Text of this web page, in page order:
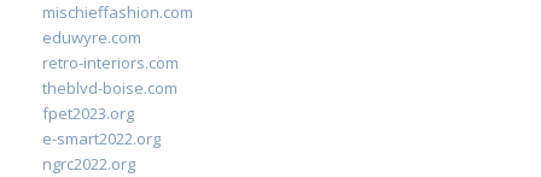
mischieffashion.com
eduwyre.com
retro-interiors.com
theblvd-boise.com
fpet2023.org
e-smart2022.org
ngrc2022.org